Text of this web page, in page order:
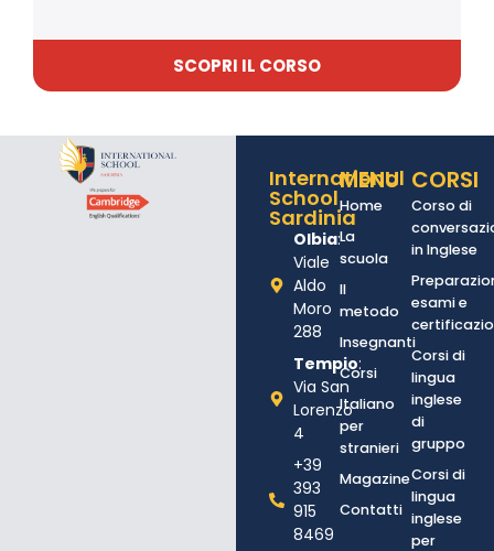
SCOPRI IL CORSO
International
School
Sardinia
Olbia:
Viale
Aldo
Moro
288
Tempio:
Via San
Lorenzo
4
+39
393
915
8469
MENU
Home
La
scuola
Il
metodo
Insegnanti
Corsi
Italiano
per
stranieri
Magazine
Contatti
CORSI
Corso di
in Inglese
esami e
Corsi di
lingua
inglese
di
gruppo
Corsi di
lingua
inglese
per